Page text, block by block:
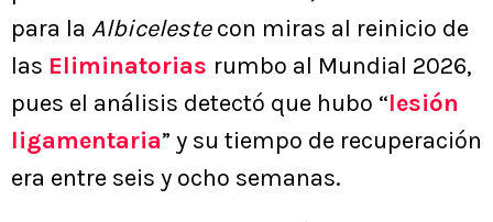
para la Albicelestecon miras al reinicio de
las Eliminatorias rumbo al Mundial 2026,
pues el análisis detectó que hubo “lesión
ligamentaria” y su tiempo de recuperación
era entre seis y ocho semanas.